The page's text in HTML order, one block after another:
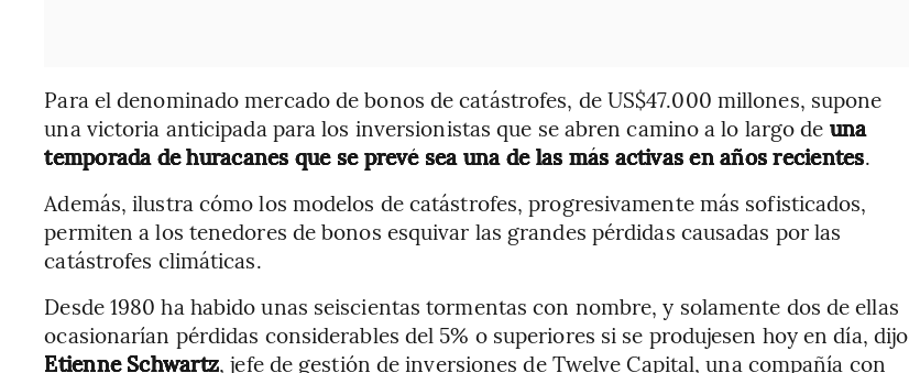
Para el denominado mercado de bonos de catástrofes, de US$47.000 millones, supone
una victoria anticipada para los inversionistas que se abren camino a lo largo de una
temporada de huracanes que se prevé sea una de las más activas en años recientes.
Además, ilustra cómo los modelos de catástrofes, progresivamente más sofisticados,
permiten a los tenedores de bonos esquivar las grandes pérdidas causadas por las
catástrofes climáticas.
Desde 1980 ha habido unas seiscientas tormentas con nombre, y solamente dos de ellas
ocasionarían pérdidas considerables del 5% o superiores si se produjesen hoy en día, dijo
Etienne Schwartz, jefe de gestión de inversiones de Twelve Capital, una compañía con